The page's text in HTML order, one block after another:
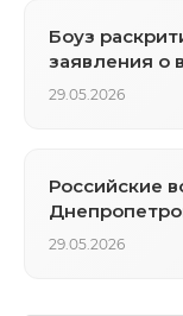
Боуз
заявления о
29.05.2026
Российские
29.05.2026